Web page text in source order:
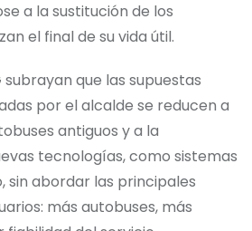
a la sustitución de los
el final de su vida útil.
subrayan que las supuestas
por el alcalde se reducen a
antiguos y a la
tecnologías, como sistemas
sin abordar las principales
más autobuses, más